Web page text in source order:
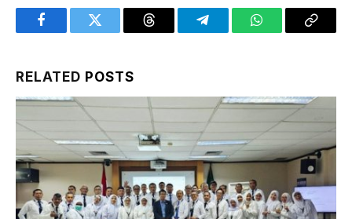
FacebookTwitter Threads TelegramWhatsAppCopy
RELATED POSTS